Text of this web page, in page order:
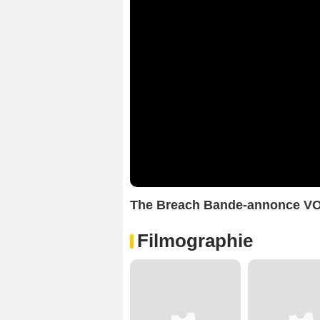
The Breach Bande-annonce
Filmographie